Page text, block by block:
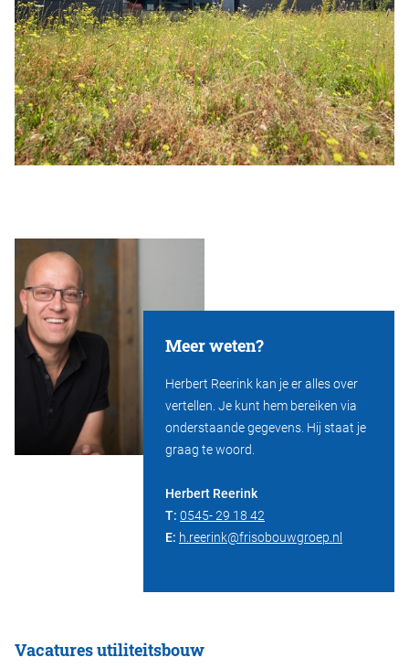
Meer weten?
Herbert Reerink kan je er alles over
vertellen. Je kunt hem bereiken via
onderstaande gegevens. Hij staat je
graag te woord.
Herbert Reerink
T: 0545- 29 18 42
E: h.reerink@frisobouwgroep.nl
Vacatures utiliteitsbouw